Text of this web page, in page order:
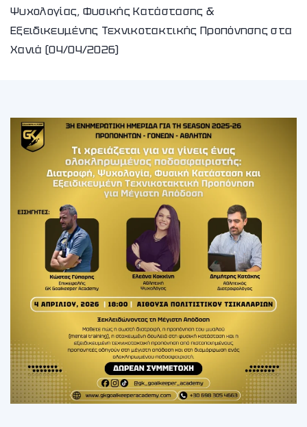
Ψυχολογίας, Φυσικής Κατάστασης &
Εξειδικευμένης Τεχνικοτακτικής Προπόνησης στα
Χανιά (04/04/2026)